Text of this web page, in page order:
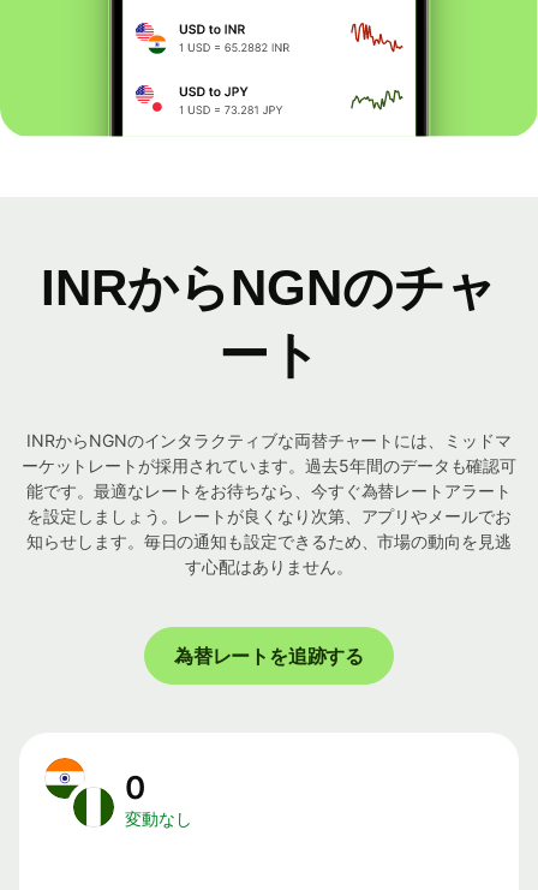
INRからNGNのチャ
ート
INRからNGNのインタラクティブな両替チャートには、ミッドマ
ーケットレートが採用されています。過去5年間のデータも確認可
能です。最適なレートをお待ちなら、今すぐ為替レートアラート
を設定しましょう。レートが良くなり次第、アプリやメールでお
知らせします。毎日の通知も設定できるため、市場の動向を見逃
す心配はありません。
為替レートを追跡する
0
変動なし